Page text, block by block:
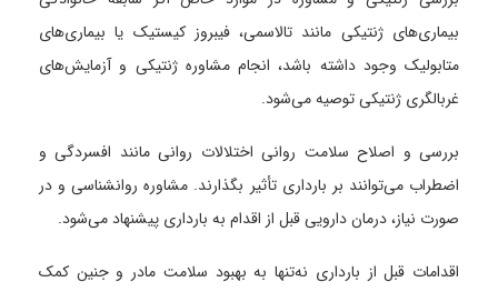
بیماری‌های ژنتیکی مانند تالاسمی، فیبروز کیستیک یا بیماری‌های
متابولیک وجود داشته باشد، انجام مشاوره ژنتیکی و آزمایش‌های
غربالگری ژنتیکی توصیه می‌شود.
بررسی و اصلاح سلامت روانی اختلالات روانی مانند افسردگی و
اضطراب می‌توانند بر بارداری تأثیر بگذارند. مشاوره روانشناسی و در
صورت نیاز، درمان دارویی قبل از اقدام به بارداری پیشنهاد می‌شود.
اقدامات قبل از بارداری نه‌تنها به بهبود سلامت مادر و جنین کمک